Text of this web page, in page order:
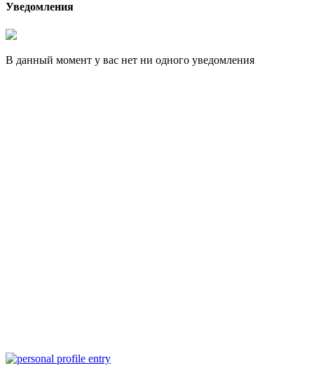
Уведомления
В данный момент у вас нет ни одного уведомления